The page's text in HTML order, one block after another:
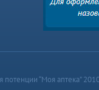
“Моя аптека”